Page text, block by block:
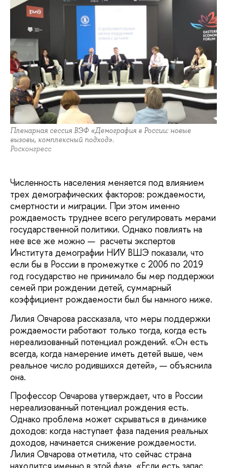
Пленарная сессия ВЭФ «Демография в России: новые
вызовы, комплексный подход».
Росконгресс
Численность населения меняется под влиянием
трех демографических факторов: рождаемости,
смертности и миграции. При этом именно
рождаемость труднее всего регулировать мерами
государственной политики. Однако повлиять на
нее все же можно — расчеты экспертов
Института демографии НИУ ВШЭ показали, что
если бы в России в промежутке с 2006 по 2019
год государство не принимало бы мер поддержки
семей при рождении детей, суммарный
коэффициент рождаемости был бы намного ниже.
Лилия Овчарова рассказала, что меры поддержки
рождаемости работают только тогда, когда есть
нереализованный потенциал рождений. «Он есть
всегда, когда намерение иметь детей выше, чем
реальное число родившихся детей», — объяснила
она.
Профессор Овчарова утверждает, что в России
нереализованный потенциал рождения есть.
Однако проблема может скрываться в динамике
доходов: когда наступает фаза падения реальных
доходов, начинается снижение рождаемости.
Лилия Овчарова отметила, что сейчас страна